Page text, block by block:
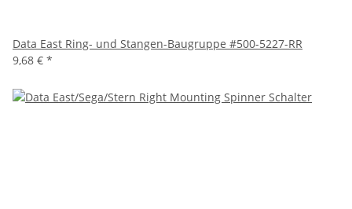
Data East Ring- und Stangen-Baugruppe #500-5227-RR
9,68 € *